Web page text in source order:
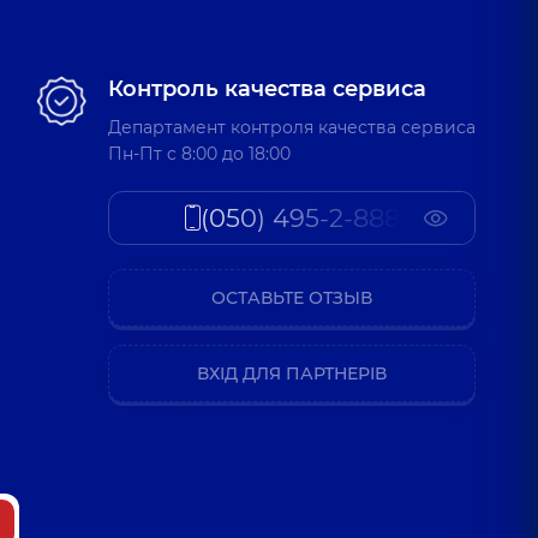
Контроль качества сервиса
Департамент контроля качества сервиса
Пн-Пт c 8:00 до 18:00
(050) 495-2-888
ОСТАВЬТЕ ОТЗЫВ
ВХІД ДЛЯ ПАРТНЕРІВ